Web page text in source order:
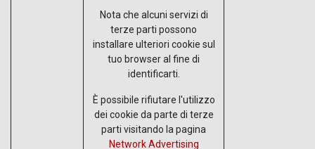
Nota che alcuni servizi di
terze parti possono
installare ulteriori cookie sul
tuo browser al fine di
identificarti.
È possibile rifiutare l'utilizzo
dei cookie da parte di terze
parti visitando la pagina
Network Advertising